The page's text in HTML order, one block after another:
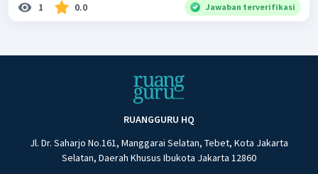
1 0.0 Jawaban terverifikasi
RUANGGURU HQ
Jl. Dr. Saharjo No.161, Manggarai Selatan, Tebet, Kota Jakarta
Selatan, Daerah Khusus Ibukota Jakarta 12860